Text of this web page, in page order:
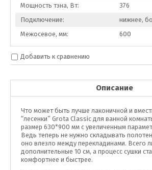
Мощность тэна, Вт:
376
Подключение:
нижнее,
Межосевое, мм:
600
Добавить к сравнению
Описание
Что может быть лучше лаконичной и
“лесенки” Grota Classic для ванной
размер 630*900 мм с увеличенным
Ведь теперь не нужно складывать
оно влезло между перекладинами. Всего
дополнительные 10 см, а процесс сушки
комфортнее и быстрее.